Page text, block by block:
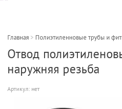
Главная > Полиэтиленновые трубы и
Отвод
наружняя резьба
Артикул: нет